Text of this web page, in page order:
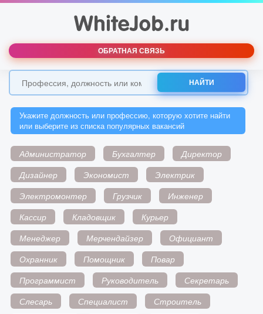
ОБРАТНАЯ СВЯЗЬ
НАЙТИ
Укажите должность или профессию, которую хотите найти
или выберите из списка популярных вакансий
Администратор Бухгалтер
Директор
Дизайнер
Экономист
Электрик
Электромонтер
Грузчик
Инженер
Кассир
Кладовщик
Курьер
Менеджер
Мерчендайзер
Официант
Охранник
Помощник
Повар
Программист
Руководитель
Секретарь
Слесарь
Специалист
Строитель